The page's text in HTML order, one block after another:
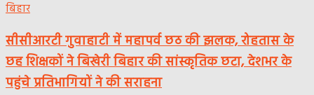
बिहार
सीसीआरटी गुवाहाटी में महापर्व छठ की झलक, रोहतास के
छह शिक्षकों ने बिखेरी बिहार की सांस्कृतिक छटा, देशभर के
पहुंचे प्रतिभागियों ने की सराहना